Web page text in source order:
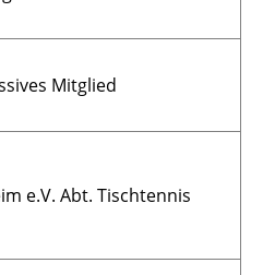
Mitglied
e.V. Abt. Tischtennis